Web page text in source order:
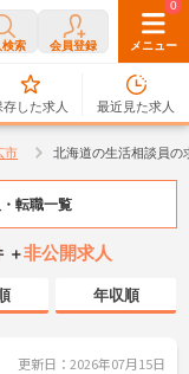
検索 会員登録 メニュー
0
存した求人
0
最近見た求人
市 北海道の生活相談員の
転職一覧
＋非公開求人
年収順
更新日：2026年07月15日